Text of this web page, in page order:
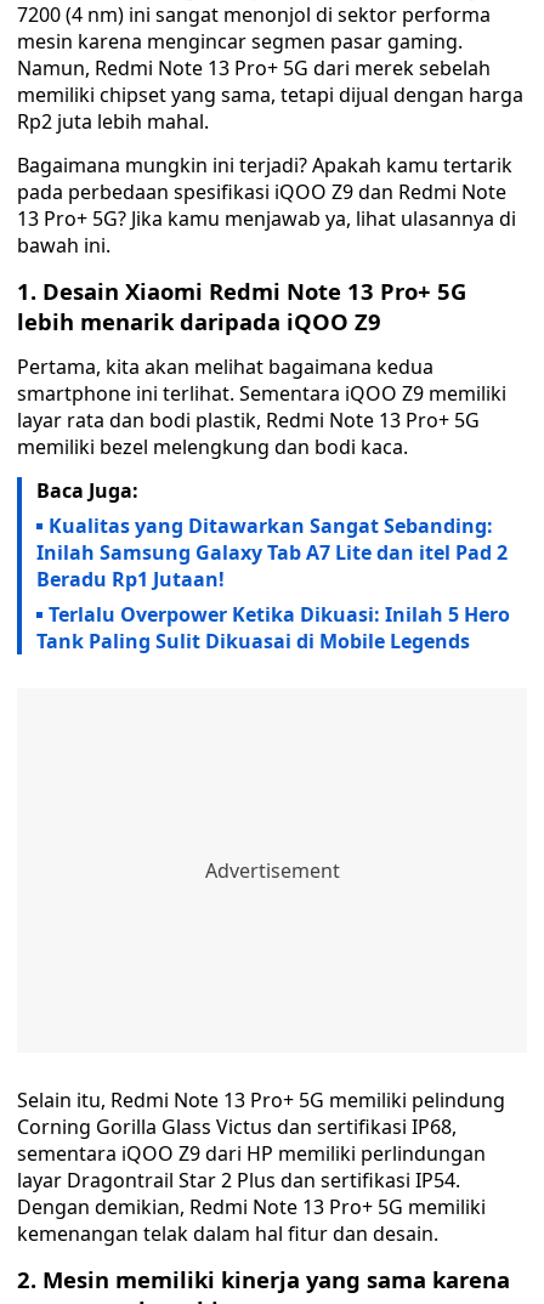
7200 (4 nm) ini sangat menonjol di sektor performa
mesin karena mengincar segmen pasar gaming.
Namun, Redmi Note 13 Pro+ 5G dari merek sebelah
memiliki chipset yang sama, tetapi dijual dengan harga
Rp2 juta lebih mahal.
Bagaimana mungkin ini terjadi? Apakah kamu tertarik
pada perbedaan spesifikasi iQOO Z9 dan Redmi Note
13 Pro+ 5G? Jika kamu menjawab ya, lihat ulasannya di
bawah ini.
1. Desain Xiaomi Redmi Note 13 Pro+ 5G
lebih menarik daripada iQOO Z9
Pertama, kita akan melihat bagaimana kedua
smartphone ini terlihat. Sementara iQOO Z9 memiliki
layar rata dan bodi plastik, Redmi Note 13 Pro+ 5G
memiliki bezel melengkung dan bodi kaca.
Baca Juga:
Kualitas yang Ditawarkan Sangat Sebanding:
Inilah Samsung Galaxy Tab A7 Lite dan itel Pad 2
Beradu Rp1 Jutaan!
Terlalu Overpower Ketika Dikuasi: Inilah 5 Hero
Tank Paling Sulit Dikuasai di Mobile Legends
Selain itu, Redmi Note 13 Pro+ 5G memiliki pelindung
Corning Gorilla Glass Victus dan sertifikasi IP68,
sementara iQOO Z9 dari HP memiliki perlindungan
layar Dragontrail Star 2 Plus dan sertifikasi IP54.
Dengan demikian, Redmi Note 13 Pro+ 5G memiliki
kemenangan telak dalam hal fitur dan desain.
2. Mesin memiliki kinerja yang sama karena